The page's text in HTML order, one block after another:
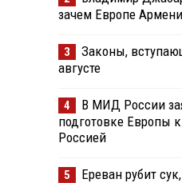
зачем Европе
3
Законы,
августе
4
В МИД России
подготовке Европы
Россией
5
Ереван рубит